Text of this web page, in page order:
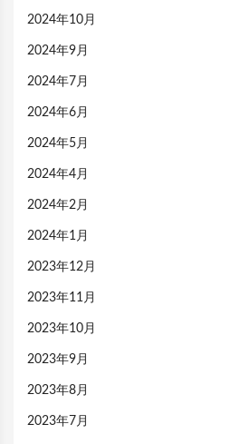
2024年10月
2024年9月
2024年7月
2024年6月
2024年5月
2024年4月
2024年2月
2024年1月
2023年12月
2023年11月
2023年10月
2023年9月
2023年8月
2023年7月